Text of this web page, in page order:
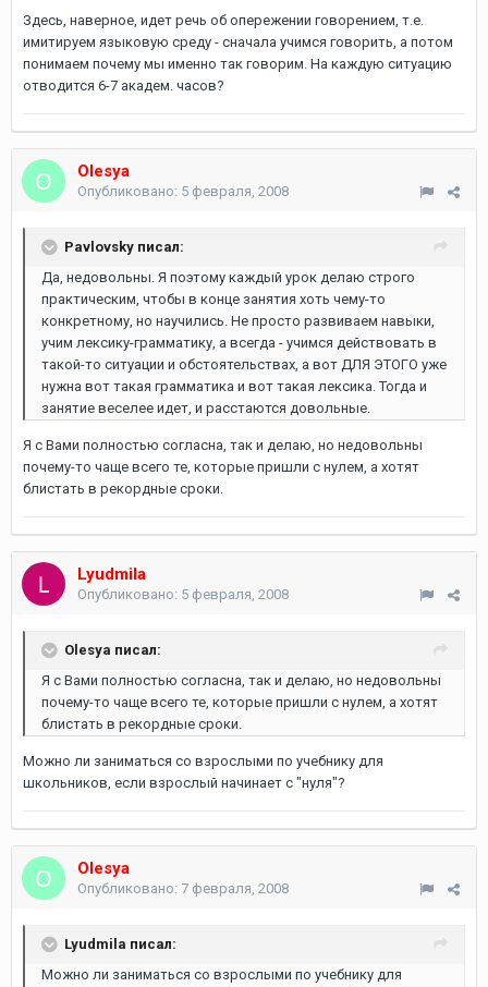
Здесь, наверное, идет речь об опережении говорением, т.е.
имитируем языковую среду - сначала учимся говорить, а потом
понимаем почему мы именно так говорим. На каждую ситуацию
отводится 6-7 академ. часов?
Olesya
Опубликовано: 5 февраля, 2008
Pavlovsky писал:
Да, недовольны. Я поэтому каждый урок делаю строго
практическим, чтобы в конце занятия хоть чему-то
конкретному, но научились. Не просто развиваем навыки,
учим лексику-грамматику, а всегда - учимся действовать в
такой-то ситуации и обстоятельствах, а вот ДЛЯ ЭТОГО уже
нужна вот такая грамматика и вот такая лексика. Тогда и
занятие веселее идет, и расстаются довольные.
Я с Вами полностью согласна, так и делаю, но недовольны
почему-то чаще всего те, которые пришли с нулем, а хотят
блистать в рекордные сроки.
Lyudmila
Опубликовано: 5 февраля, 2008
Olesya писал:
Я с Вами полностью согласна, так и делаю, но недовольны
почему-то чаще всего те, которые пришли с нулем, а хотят
блистать в рекордные сроки.
Можно ли заниматься со взрослыми по учебнику для
школьников, если взрослый начинает с "нуля"?
Olesya
Опубликовано: 7 февраля, 2008
Lyudmila писал:
Можно ли заниматься со взрослыми по учебнику для